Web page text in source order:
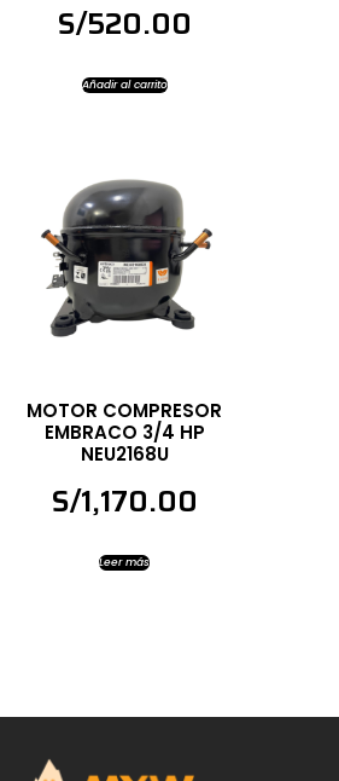
S/520.00
Añadir al carrito
MOTOR COMPRESOR
EMBRACO 3/4 HP
NEU2168U
S/1,170.00
Leer más